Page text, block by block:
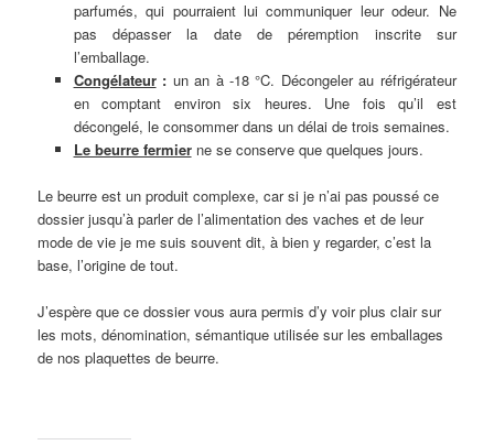
parfumés, qui pourraient lui communiquer leur odeur. Ne
pas dépasser la date de péremption inscrite sur
l’emballage.
Congélateur: un an à -18 °C. Décongeler au réfrigérateur
en comptant environ six heures. Une fois qu’il est
décongelé, le consommer dans un délai de trois semaines.
Le beurre fermierne se conserve que quelques jours.
Le beurre est un produit complexe, car si je n’ai pas poussé ce
dossier jusqu’à parler de l’alimentation des vaches et de leur
mode de vie je me suis souvent dit, à bien y regarder, c’est la
base, l’origine de tout.
J’espère que ce dossier vous aura permis d’y voir plus clair sur
les mots, dénomination, sémantique utilisée sur les emballages
de nos plaquettes de beurre.